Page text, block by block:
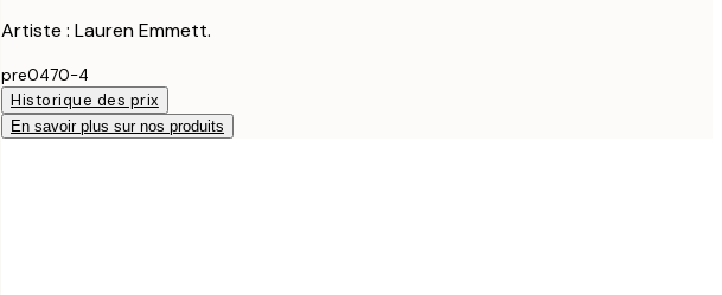
Artiste : Lauren Emmett.
pre0470-4
Historique des prix
En savoir plus sur nos produits